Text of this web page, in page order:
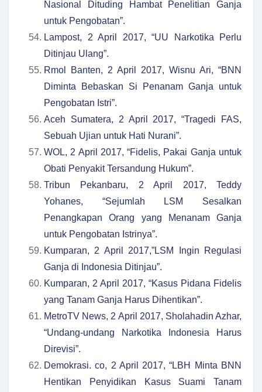
Nasional Dituding Hambat Penelitian Ganja
untuk Pengobatan”.
Lampost, 2 April 2017, “UU Narkotika Perlu
Ditinjau Ulang”.
Rmol Banten, 2 April 2017, Wisnu Ari, “BNN
Diminta Bebaskan Si Penanam Ganja untuk
Pengobatan Istri”.
Aceh Sumatera, 2 April 2017, “Tragedi FAS,
Sebuah Ujian untuk Hati Nurani”.
WOL, 2 April 2017, “Fidelis, Pakai Ganja untuk
Obati Penyakit Tersandung Hukum”.
Tribun Pekanbaru, 2 April 2017, Teddy
Yohanes, “Sejumlah LSM Sesalkan
Penangkapan Orang yang Menanam Ganja
untuk Pengobatan Istrinya”.
Kumparan, 2 April 2017,”LSM Ingin Regulasi
Ganja di Indonesia Ditinjau”.
Kumparan, 2 April 2017, “Kasus Pidana Fidelis
yang Tanam Ganja Harus Dihentikan”.
MetroTV News, 2 April 2017, Sholahadin Azhar,
“Undang-undang Narkotika Indonesia Harus
Direvisi”.
Demokrasi. co, 2 April 2017, “LBH Minta BNN
Hentikan Penyidikan Kasus Suami Tanam